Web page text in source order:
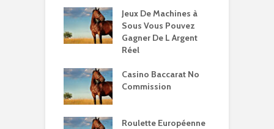
Jeux De Machines à
Sous Vous Pouvez
Gagner De L Argent
Réel
Casino Baccarat No
Commission
Roulette Européenne